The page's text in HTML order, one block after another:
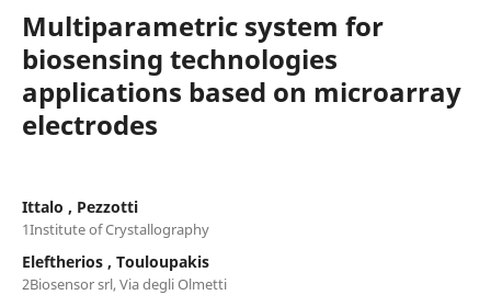
Multiparametric system for
biosensing technologies
applications based on microarray
electrodes
Ittalo , Pezzotti
1Institute of Crystallography
Eleftherios , Touloupakis
2Biosensor srl, Via degli Olmetti